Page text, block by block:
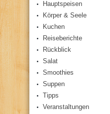
Hauptspeisen
Körper & Seele
Kuchen
Reiseberichte
Rückblick
Salat
Smoothies
Suppen
Tipps
Veranstaltungen